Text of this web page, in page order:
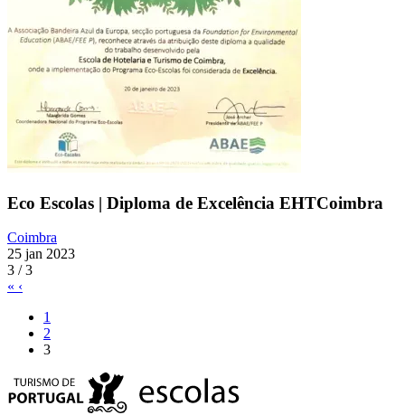
Eco Escolas | Diploma de Excelência EHTCoimbra
Coimbra
25 jan 2023
3 / 3
« ‹
1
2
3